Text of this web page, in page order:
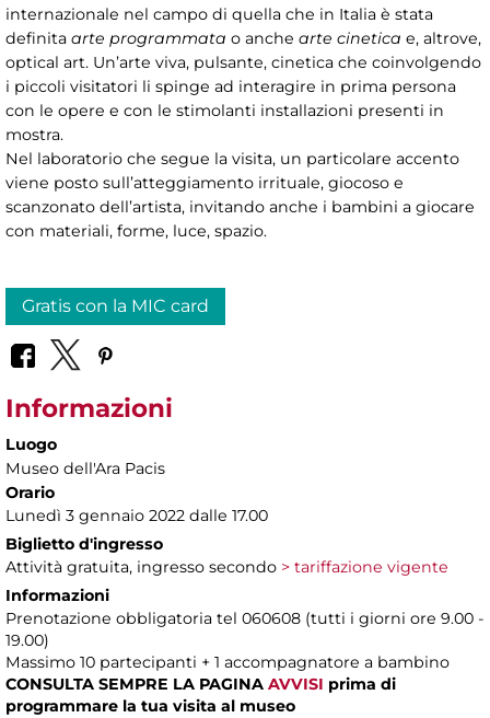
internazionale nel campo di quella che in Italia è stata
definita arte programmata o anche arte cinetica e, altrove,
optical art. Un’arte viva, pulsante, cinetica che coinvolgendo
i piccoli visitatori li spinge ad interagire in prima persona
con le opere e con le stimolanti installazioni presenti in
mostra.
Nel laboratorio che segue la visita, un particolare accento
viene posto sull’atteggiamento irrituale, giocoso e
scanzonato dell’artista, invitando anche i bambini a giocare
con materiali, forme, luce, spazio.
Gratis con la MIC card
Informazioni
Luogo
Museo dell'Ara Pacis
Orario
Lunedì 3 gennaio 2022 dalle 17.00
Biglietto d'ingresso
Attività gratuita, ingresso secondo > tariffazione vigente
Informazioni
Prenotazione obbligatoria tel 060608 (tutti i giorni ore 9.00 -
19.00)
Massimo 10 partecipanti + 1 accompagnatore a bambino
CONSULTA SEMPRE LA PAGINA AVVISI prima di
programmare la tua visita al museo